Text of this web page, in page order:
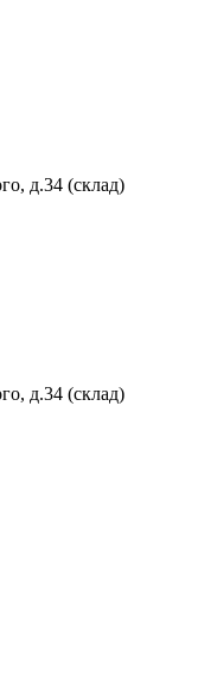
д.34 (склад)
д.34 (склад)